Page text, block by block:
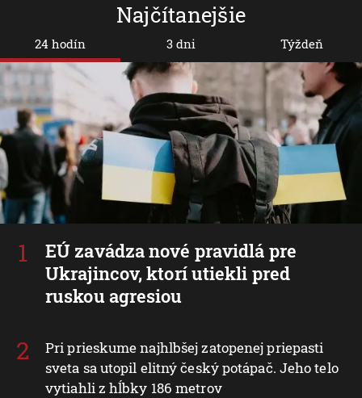
Najčítanejšie
24 hodín
EÚ zavádza nové pravidlá pre
Ukrajincov, ktorí utiekli pred
ruskou agresiou
Pri prieskume najhlbšej zatopenej priepasti
sveta sa utopil elitný český potápač. Jeho telo
vytiahli z hĺbky 186 metrov
3 dni Týždeň